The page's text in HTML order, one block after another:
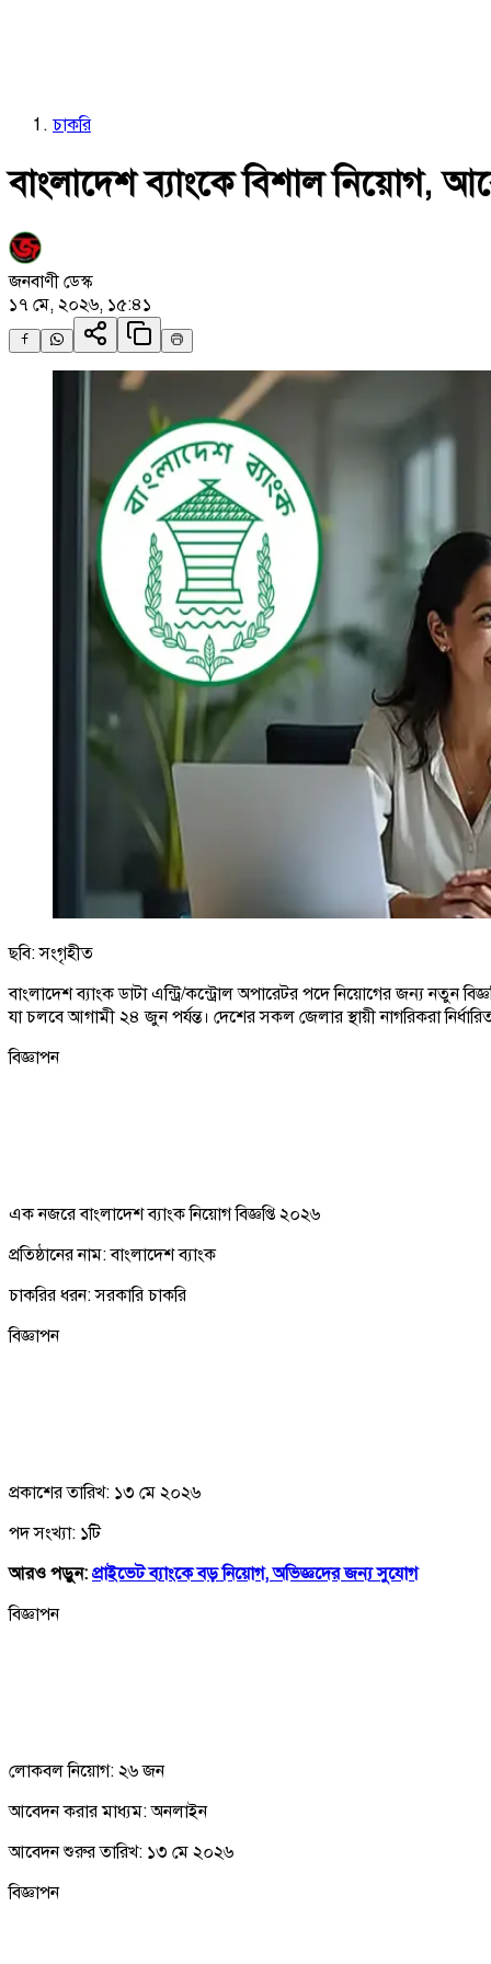
চাকরি
বাংলাদেশ ব্যাংকে বিশাল নিয়োগ,
জনবাণী ডেস্ক
১৭ মে, ২০২৬, ১৫:৪১
ছবি: সংগৃহীত
বাংলাদেশ ব্যাংক ডাটা এন্ট্রি/কন্ট্রোল অপারেটর পদে নিয়োগের জন্য নতুন
যা চলবে আগামী ২৪ জুন পর্যন্ত। দেশের সকল জেলার স্থায়ী নাগরিকরা
বিজ্ঞাপন
এক নজরে বাংলাদেশ ব্যাংক নিয়োগ বিজ্ঞপ্তি ২০২৬
প্রতিষ্ঠানের নাম: বাংলাদেশ ব্যাংক
চাকরির ধরন: সরকারি চাকরি
বিজ্ঞাপন
প্রকাশের তারিখ: ১৩ মে ২০২৬
পদ সংখ্যা: ১টি
আরও পড়ুন: প্রাইভেট ব্যাংকে বড় নিয়োগ, অভিজ্ঞদের জন্য সুযোগ
বিজ্ঞাপন
লোকবল নিয়োগ: ২৬ জন
আবেদন করার মাধ্যম: অনলাইন
আবেদন শুরুর তারিখ: ১৩ মে ২০২৬
বিজ্ঞাপন